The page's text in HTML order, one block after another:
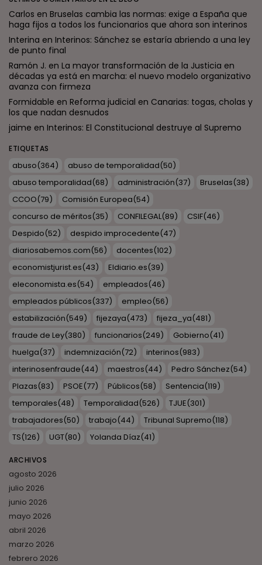
Carlos en Bruselas cambia las normas: exige a España que
haga fijos a todos los funcionarios que ahora son interinos
Interina en Interinos: Sánchez se estaría abriendo a una ley
de punto final
Ramón J. en La mayor transformación de la Justicia en
décadas ya está en marcha: el nuevo modelo organizativo
avanza con firmeza
Formidable en Reforma judicial en Canarias: togas, cholas y
los que nadan desnudos
jaime en Interinos: El Constitucional destruye al Supremo
ETIQUETAS
abuso(364) abuso de temporalidad(50)
abuso temporalidad(68) administración(37) Bruselas(38)
CCOO(79) Comisión Europea(54)
concurso de méritos(35) CONFILEGAL(89) CSIF(46)
Despido(52) despido improcedente(47)
diariosabemos.com(56) docentes(102)
economistjurist.es(43) Eldiario.es(39)
eleconomista.es(54) empleados(46)
empleados públicos(337) empleo(56)
estabilización(549) fijezaya(473) fijeza_ya(481)
fraude de Ley(380) funcionarios(249) Gobierno(41)
huelga(37) indemnización(72) interinos(983)
interinosenfraude(44) maestros(44) Pedro Sánchez(54)
Plazas(83) PSOE(77) Públicos(58) Sentencia(119)
temporales(48) Temporalidad(526) TJUE(301)
trabajadores(50) trabajo(44) Tribunal Supremo(118)
TS(126) UGT(80) Yolanda Díaz(41)
ARCHIVOS
agosto 2026
julio 2026
junio 2026
mayo 2026
abril 2026
marzo 2026
febrero 2026